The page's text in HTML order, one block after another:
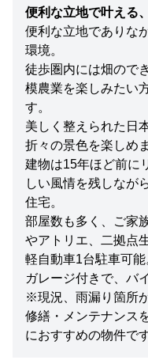
便利な立地で叶える
便利な立地でありな
環境。
徒歩圏内には畑ので
模農業を楽しみたい
す。
美しく整えられた日
折々の景色を楽しめ
建物は15年ほど前に
しい風情を残しなが
住宅。
部屋数も多く、ご家
やアトリエ、二拠点
軽自動車1台駐車可能
ガレージ付きで、バ
※現況、雨漏り箇所
修繕・メンテナンス
におすすめの物件です